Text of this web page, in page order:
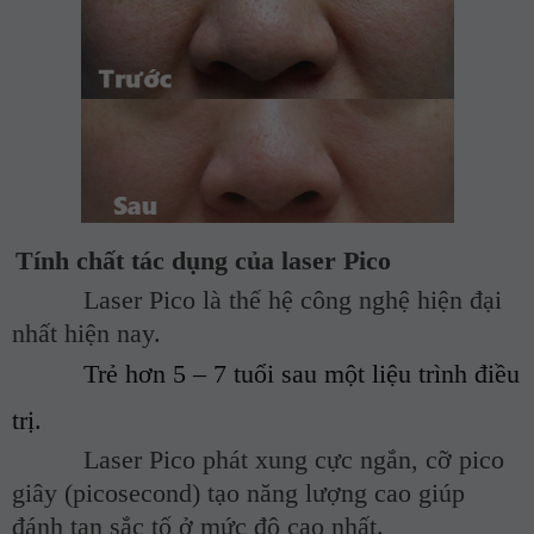
Tính chất tác dụng của laser Pico
Laser Pico là thế hệ công nghệ hiện đại
nhất hiện nay.
Trẻ hơn 5 – 7 tuổi sau một liệu trình điều
trị.
Laser Pico phát xung cực ngắn, cỡ pico
giây (picosecond) tạo năng lượng cao giúp
đánh tan sắc tố ở mức độ cao nhất.